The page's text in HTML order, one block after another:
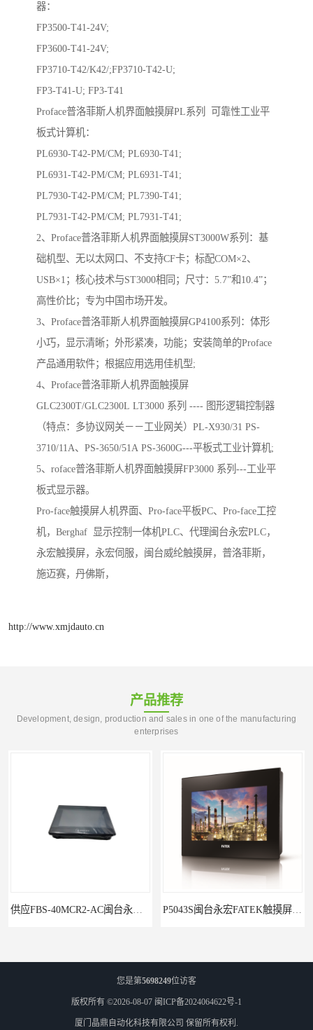
器：
FP3500-T41-24V;
FP3600-T41-24V;
FP3710-T42/K42/;FP3710-T42-U;
FP3-T41-U; FP3-T41
Proface普洛菲斯人机界面触摸屏PL系列 可靠性工业平
板式计算机：
PL6930-T42-PM/CM; PL6930-T41;
PL6931-T42-PM/CM; PL6931-T41;
PL7930-T42-PM/CM; PL7390-T41;
PL7931-T42-PM/CM; PL7931-T41;
2、Proface普洛菲斯人机界面触摸屏ST3000W系列：基
础机型、无以太网口、不支持CF卡；标配COM×2、
USB×1；核心技术与ST3000相同；尺寸：5.7”和10.4”；
高性价比；专为中国市场开发。
3、Proface普洛菲斯人机界面触摸屏GP4100系列：体形
小巧，显示清晰；外形紧凑，功能；安装简单的Proface
产品通用软件；根据应用选用佳机型;
4、Proface普洛菲斯人机界面触摸屏
GLC2300T/GLC2300L LT3000 系列 ---- 图形逻辑控制器
（特点：多协议网关－－工业网关）PL-X930/31 PS-
3710/11A、PS-3650/51A PS-3600G---平板式工业计算机;
5、roface普洛菲斯人机界面触摸屏FP3000 系列---工业平
板式显示器。
Pro-face触摸屏人机界面、Pro-face平板PC、Pro-face工控
机，Berghaf 显示控制一体机PLC、代理闽台永宏PLC，
永宏触摸屏，永宏伺服，闽台威纶触摸屏，普洛菲斯，
施迈赛，丹佛斯，
http://www.xmjdauto.cn
产品推荐
Development, design, production and sales in one of the manufacturing
enterprises
您是第5698249位访客
版权所有 ©2026-08-07 闽ICP备2024064622号-1
厦门晶鼎自动化科技有限公司 保留所有权利.